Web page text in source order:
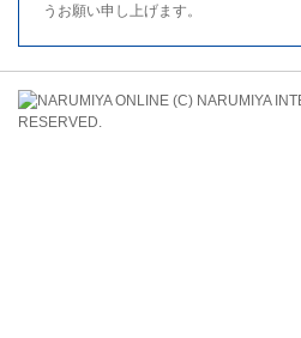
うお願い申し上げます。